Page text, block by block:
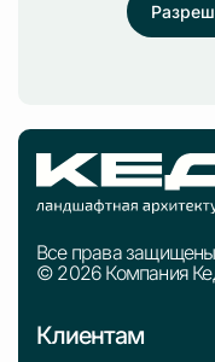
Все права защищены
© 2026 Компания
Клиентам